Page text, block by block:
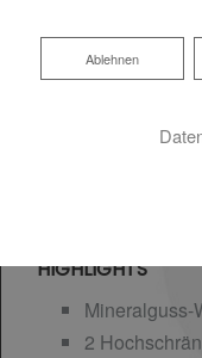
HIGHLIGHTS
Mineralguss-
2
Ablehnen
Ablehnen